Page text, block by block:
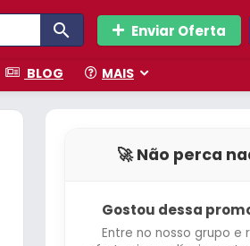
Enviar Oferta
BLOG MAIS
🚀 Não perca
Gostou dessa
Entre no nosso grupo e